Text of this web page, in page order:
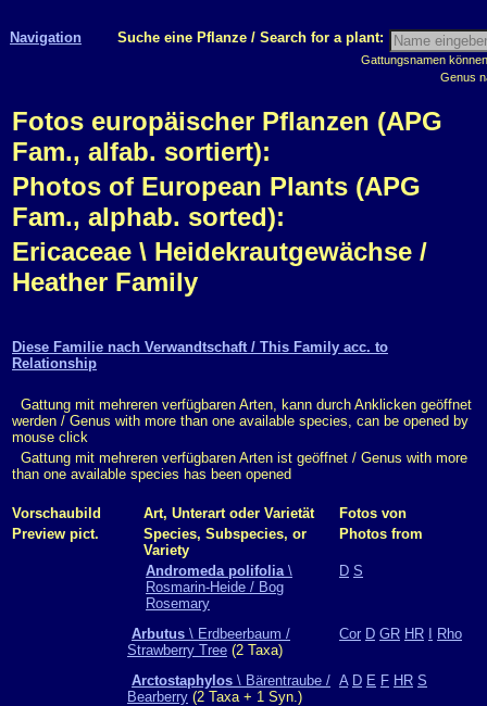
Navigation Suche eine Pflanze / Search for a plant:
Gattungsnamen
Genus
Fotos europäischer Pflanzen (APG
Fam., alfab. sortiert):
Photos of European Plants (APG
Fam., alphab. sorted):
Ericaceae \ Heidekrautgewächse /
Heather Family
Diese Familie nach Verwandtschaft / This Family acc. to
Relationship
Gattung mit mehreren verfügbaren Arten, kann durch Anklicken geöffnet
werden / Genus with more than one available species, can be opened by
mouse click
Gattung mit mehreren verfügbaren Arten ist geöffnet / Genus with more
than one available species has been opened
Vorschaubild Art, Unterart oder Varietät
Fotos von
Preview pict.
Species, Subspecies, or
Variety
Photos from
Andromeda polifolia\
Rosmarin-Heide / Bog
Rosemary
D S
Arbutus \ Erdbeerbaum /
Strawberry Tree (2 Taxa)
Cor D GR HR Rho
Arctostaphylos \ Bärentraube /
Bearberry (2 Taxa + 1 Syn.)
A D E F HR S